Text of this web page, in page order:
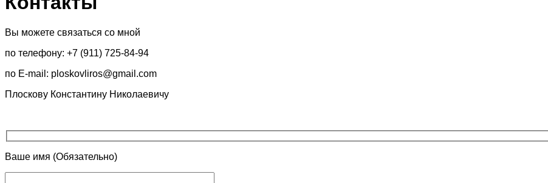
Вы можете связаться со мной
по телефону: +7 (911) 725-84-94
по E-mail: ploskovliros@gmail.com
Плоскову Константину Николаевичу
Ваше имя (Обязательно)